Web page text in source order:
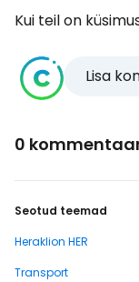
Kui teil on
Lisa
0
Seotud teemad
Heraklion HER
Transport